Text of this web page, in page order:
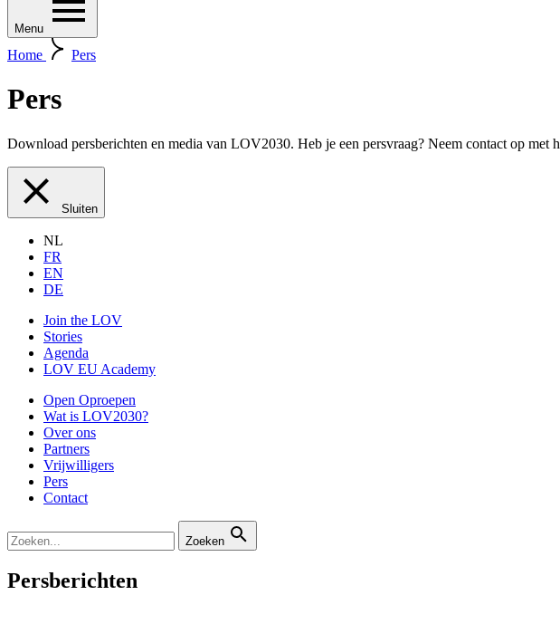
Menu
Home Pers
Pers
Download persberichten en media van LOV2030. Heb je een persvraag? Neem contact op met
Sluiten
NL
FR
EN
DE
Join the LOV
Stories
Agenda
LOV EU Academy
Open Oproepen
Wat is LOV2030?
Over ons
Partners
Vrijwilligers
Pers
Contact
Zoeken
Persberichten